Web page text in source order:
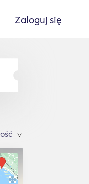
Zaloguj się
>